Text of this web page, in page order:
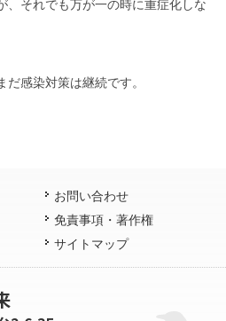
、それでも万が一の時に重症化しな
感染対策は継続です。
お問い合わせ
免責事項・著作権
サイトマップ